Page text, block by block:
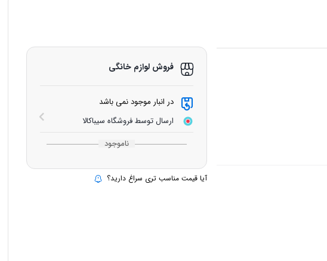
فروش لوازم خانگی
در انبار موجود نمی باشد
ارسال توسط فروشگاه سیباکالا
ناموجود
آیا قیمت مناسب تری سراغ دارید؟